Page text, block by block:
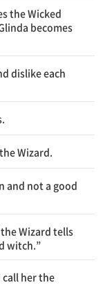
the Wicked
becomes
dislike each
Wizard.
and not a good
Wizard tells
witch.”
call her the